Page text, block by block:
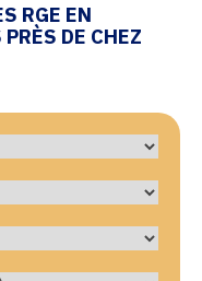
RGE EN
DE CHEZ